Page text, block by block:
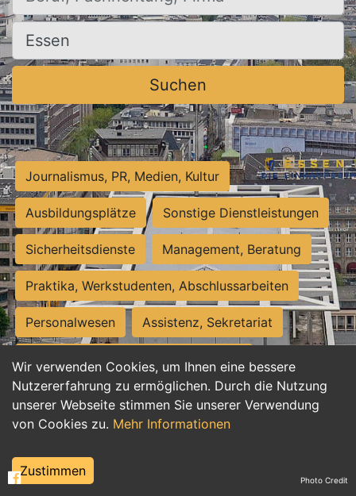
Wir verwenden Cookies, um Ihnen eine bessere
Nutzererfahrung zu ermöglichen. Durch die Nutzung
unserer Webseite stimmen Sie unserer Verwendung
von Cookies zu. Mehr Informationen
Zustimmen
Ort, Stadt
Suchen
Journalismus, PR, Medien, Kultur
Ausbildungsplätze Sonstige Dienstleistungen
Sicherheitsdienste Management, Beratung
Praktika, Werkstudenten, Abschlussarbeiten
Personalwesen Assistenz, Sekretariat
Hilfskräfte, Aushilfs- und Nebenjobs
Einkauf, Logistik, Materialwirtschaft
Weiterbildung, Studium, duale Ausbildung
Tourismus
Photo Credit